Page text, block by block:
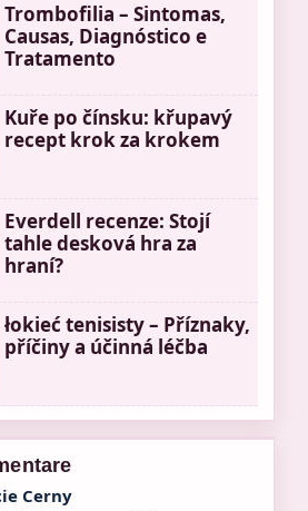
Trombofilia – Sintomas,
Causas, Diagnóstico e
Tratamento
Kuře po čínsku: křupavý
recept krok za krokem
Everdell recenze: Stojí
tahle desková hra za
hraní?
łokieć tenisisty – Příznaky,
příčiny a účinná léčba
Prochazka